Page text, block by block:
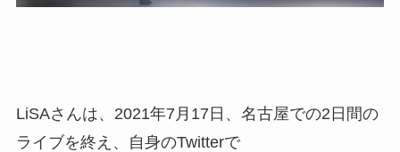
LiSAさんは、2021年7月17日、名古屋での2日間の
ライブを終え、自身のTwitterで